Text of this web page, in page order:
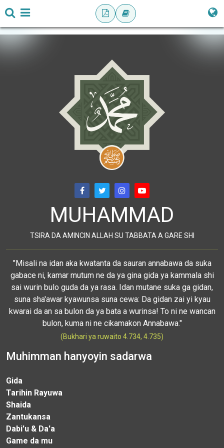
MUHAMMAD
TSIRA DA AMINCIN ALLAH SU TABBATA A GARE SHI
"Misali na idan aka kwatanta da sauran annabawa da suka
gabace ni, kamar mutum ne da ya gina gida ya kammala shi
sai wurin bulo guda da ya rasa. Idan mutane suka ga gidan,
suna sha'awar kyawunsa suna cewa: Da gidan zai yi kyau
kwarai da an sa bulon da ya bata a wurinsa! To ni ne wancan
bulon, kuma ni ne cikamakon Annabawa."
(Bukhari ya ruwaito 4.734, 4.735)
Muhimman hanyoyin sadarwa
Gida
Tarihin Rayuwa
Shaida
Zantukansa
Dabi'u & Da'a
Game da mu